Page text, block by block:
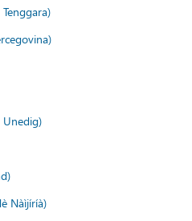
Unedig)
Nàìjíríà)